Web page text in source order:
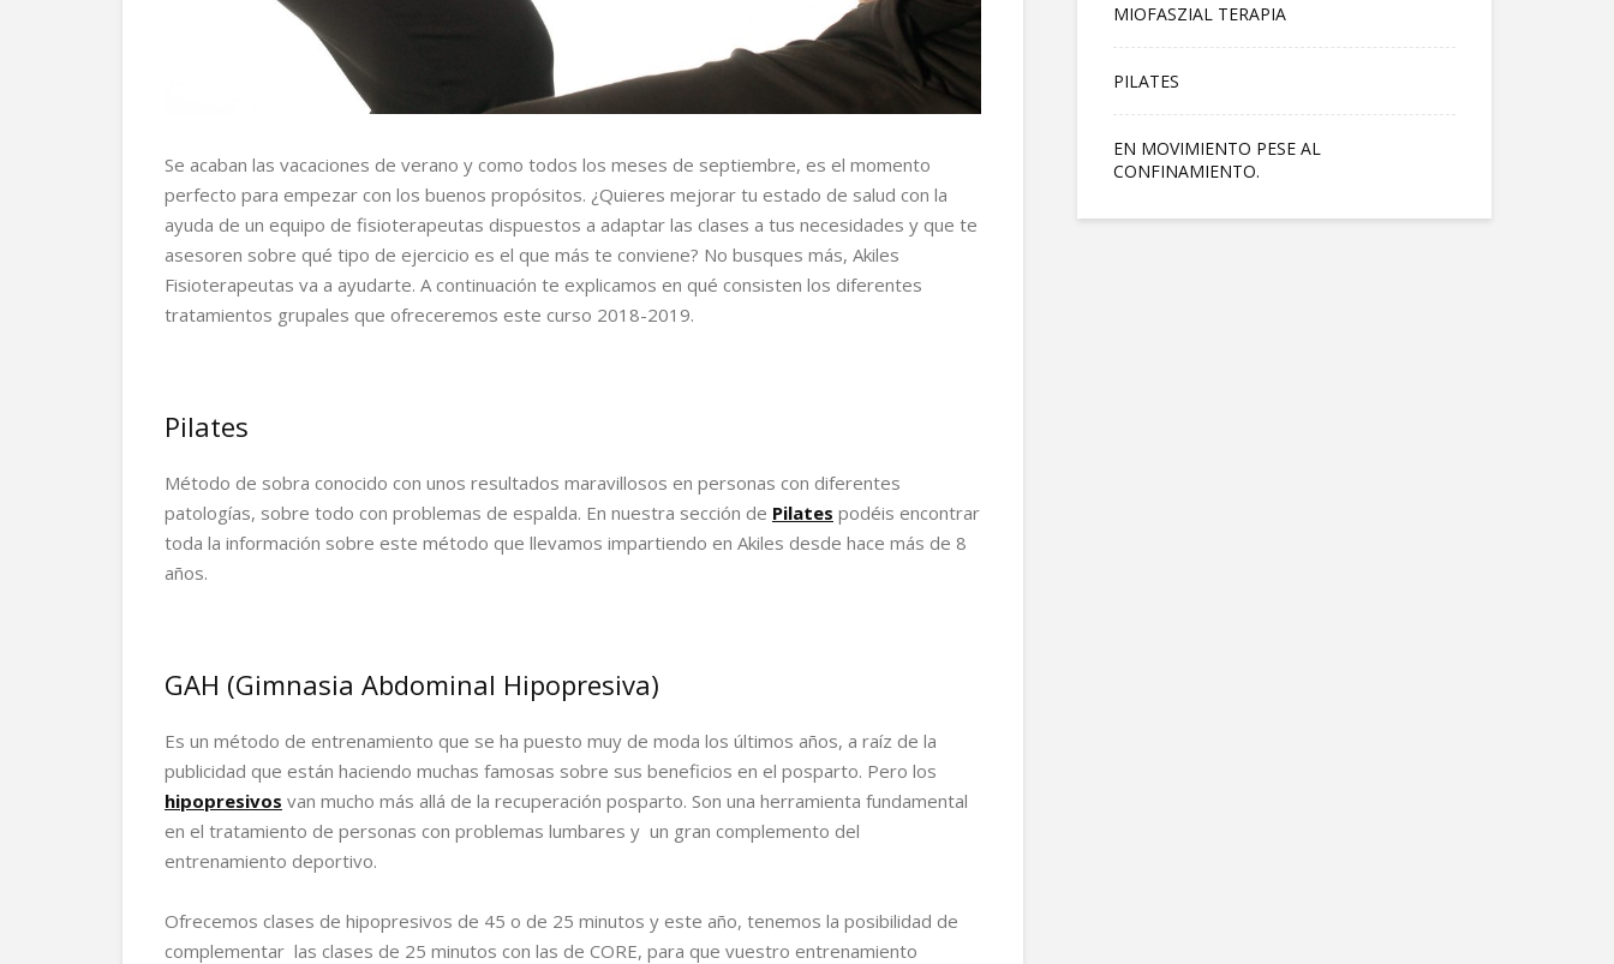
Se acaban las vacaciones de verano y como todos los meses de septiembre, es el momento
perfecto para empezar con los buenos propósitos. ¿Quieres mejorar tu estado de salud con la
ayuda de un equipo de fisioterapeutas dispuestos a adaptar las clases a tus necesidades y que te
asesoren sobre qué tipo de ejercicio es el que más te conviene? No busques más, Akiles
Fisioterapeutas va a ayudarte. A continuación te explicamos en qué consisten los diferentes
tratamientos grupales que ofreceremos este curso 2018-2019.
Pilates
Método de sobra conocido con unos resultados maravillosos en personas con diferentes
patologías, sobre todo con problemas de espalda. En nuestra sección de Pilates podéis encontrar
toda la información sobre este método que llevamos impartiendo en Akiles desde hace más de 8
años.
GAH (Gimnasia Abdominal Hipopresiva)
Es un método de entrenamiento que se ha puesto muy de moda los últimos años, a raíz de la
publicidad que están haciendo muchas famosas sobre sus beneficios en el posparto. Pero los
hipopresivos van mucho más allá de la recuperación posparto. Son una herramienta fundamental
en el tratamiento de personas con problemas lumbares y un gran complemento del
entrenamiento deportivo.
Ofrecemos clases de hipopresivos de 45 o de 25 minutos y este año, tenemos la posibilidad de
complementar las clases de 25 minutos con las de CORE, para que vuestro entrenamiento
MIOFASZIAL TERAPIA
PILATES
EN MOVIMIENTO PESE AL
CONFINAMIENTO.